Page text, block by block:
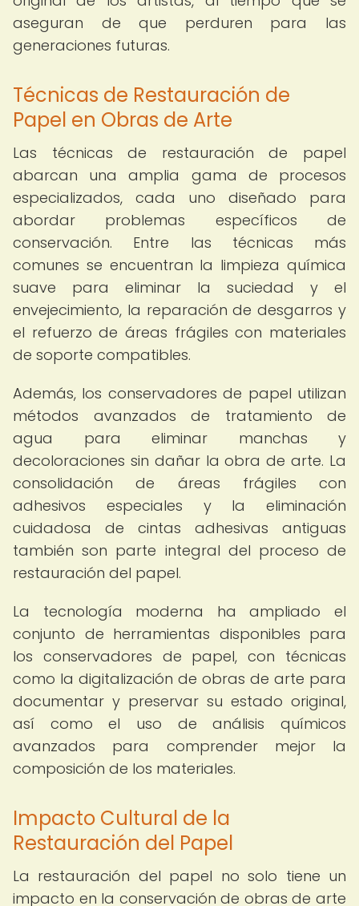
aseguran de que perduren para las
generaciones futuras.
Técnicas de Restauración de
Papel en Obras de Arte
Las técnicas de restauración de papel
abarcan una amplia gama de procesos
especializados, cada uno diseñado para
abordar problemas específicos de
conservación. Entre las técnicas más
comunes se encuentran la limpieza química
suave para eliminar la suciedad y el
envejecimiento, la reparación de desgarros y
el refuerzo de áreas frágiles con materiales
de soporte compatibles.
Además, los conservadores de papel utilizan
métodos avanzados de tratamiento de
agua para eliminar manchas y
decoloraciones sin dañar la obra de arte. La
consolidación de áreas frágiles con
adhesivos especiales y la eliminación
cuidadosa de cintas adhesivas antiguas
también son parte integral del proceso de
restauración del papel.
La tecnología moderna ha ampliado el
conjunto de herramientas disponibles para
los conservadores de papel, con técnicas
como la digitalización de obras de arte para
documentar y preservar su estado original,
así como el uso de análisis químicos
avanzados para comprender mejor la
composición de los materiales.
Impacto Cultural de la
Restauración del Papel
La restauración del papel no solo tiene un
impacto en la conservación de obras de arte